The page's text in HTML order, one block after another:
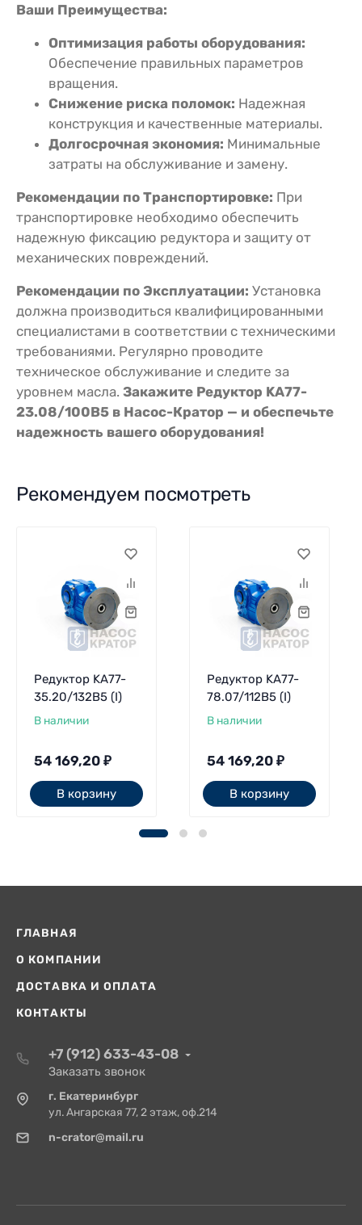
Ваши Преимущества:
Оптимизация работы оборудования:
Обеспечение правильных параметров
вращения.
Снижение риска поломок: Надежная
конструкция и качественные материалы.
Долгосрочная экономия: Минимальные
затраты на обслуживание и замену.
Рекомендации по Транспортировке: При
транспортировке необходимо обеспечить
надежную фиксацию редуктора и защиту от
механических повреждений.
Рекомендации по Эксплуатации: Установка
должна производиться квалифицированными
специалистами в соответствии с техническими
требованиями. Регулярно проводите
техническое обслуживание и следите за
уровнем масла. Закажите Редуктор KA77-
23.08/100В5 в Насос-Кратор — и обеспечьте
надежность вашего оборудования!
Рекомендуем посмотреть
Редуктор KA77-
35.20/132В5 (I)
В наличии
54 169,20 ₽
В корзину
Редуктор KA77-
78.07/112В5 (I)
В наличии
54 169,20 ₽
В корзину
ГЛАВНАЯ
О КОМПАНИИ
ДОСТАВКА И ОПЛАТА
КОНТАКТЫ
+7 (912) 633-43-08
Заказать звонок
г. Екатеринбург
ул. Ангарская 77, 2 этаж, оф.214
n-crator@mail.ru